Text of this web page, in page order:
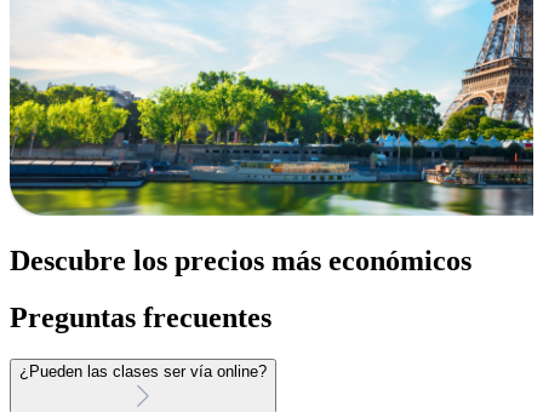
Descubre los precios más económicos
Preguntas frecuentes
¿Pueden las clases ser vía online?